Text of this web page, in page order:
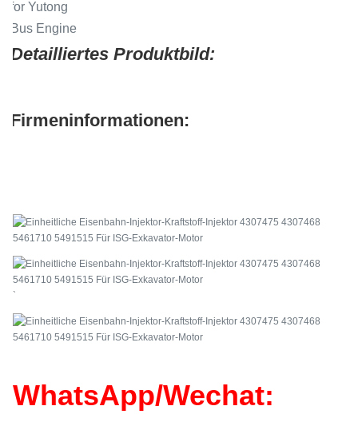
Detailliertes Produktbild:
Firmeninformationen:
`
WhatsApp/Wechat: